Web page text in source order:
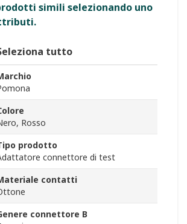
simili selezionando uno
tutto
Rosso
prodotto
connettore di test
contatti
connettore B